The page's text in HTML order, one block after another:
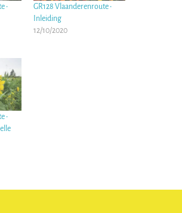
•
GR128 Vlaanderenroute •
Inleiding
12/10/2020
•